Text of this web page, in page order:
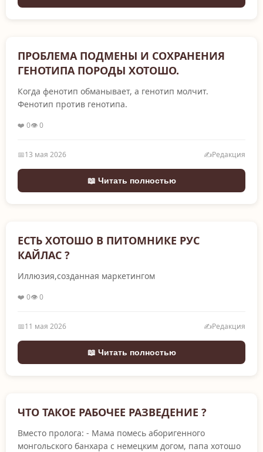
ПРОБЛЕМА ПОДМЕНЫ И СОХРАНЕНИЯ
ГЕНОТИПА ПОРОДЫ ХОТОШО.
Когда фенотип обманывает, а генотип молчит.
Фенотип против генотипа.
❤️ 0👁️ 0
📅13 мая 2026 ✍️Редакция
📖 Читать полностью
ЕСТЬ ХОТОШО В ПИТОМНИКЕ РУС
КАЙЛАС ?
Иллюзия,созданная маркетингом
❤️ 0👁️ 0
📅11 мая 2026 ✍️Редакция
📖 Читать полностью
ЧТО ТАКОЕ РАБОЧЕЕ РАЗВЕДЕНИЕ ?
Вместо пролога: - Мама помесь аборигенного
монгольского банхара с немецким догом, папа хотошо